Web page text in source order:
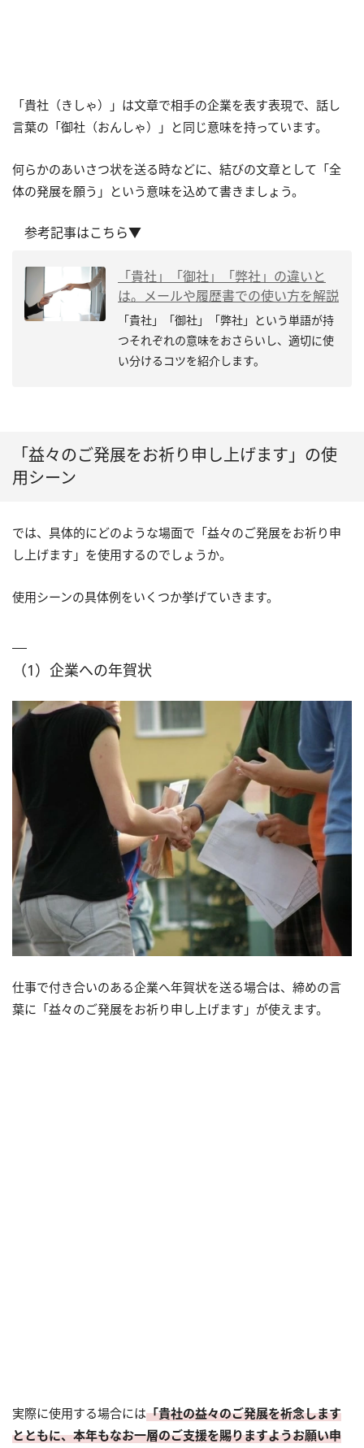
「貴社（きしゃ）」は文章で相手の企業を表す表現で、話し
言葉の「御社（おんしゃ）」と同じ意味を持っています。
何らかのあいさつ状を送る時などに、結びの文章として「全
体の発展を願う」という意味を込めて書きましょう。
参考記事はこちら▼
「貴社」「御社」「弊社」の違いと
は。メールや履歴書での使い方を解説
「貴社」「御社」「弊社」という単語が持
つそれぞれの意味をおさらいし、適切に使
い分けるコツを紹介します。
「益々のご発展をお祈り申し上げます」の使
用シーン
では、具体的にどのような場面で「益々のご発展をお祈り申
し上げます」を使用するのでしょうか。
使用シーンの具体例をいくつか挙げていきます。
（1）企業への年賀状
仕事で付き合いのある企業へ年賀状を送る場合は、締めの言
葉に「益々のご発展をお祈り申し上げます」が使えます。
実際に使用する場合には「貴社の益々のご発展を祈念します
とともに、本年もなお一層のご支援を賜りますようお願い申